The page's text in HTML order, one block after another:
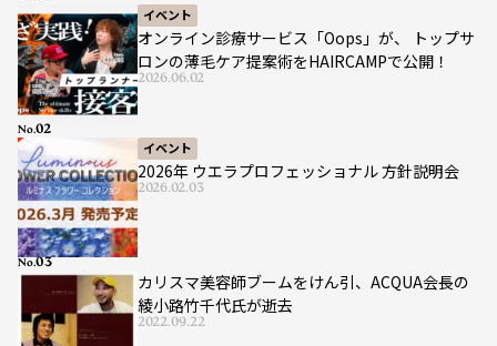
イベント
オンライン診療サービス「Oops」が、 トップサ
ロンの薄毛ケア提案術をHAIRCAMPで公開！
2026.06.02
イベント
2026年 ウエラプロフェッショナル 方針説明会
2026.02.03
No.
カリスマ美容師ブームをけん引、ACQUA会長の
綾小路竹千代氏が逝去
2022.09.22
No.